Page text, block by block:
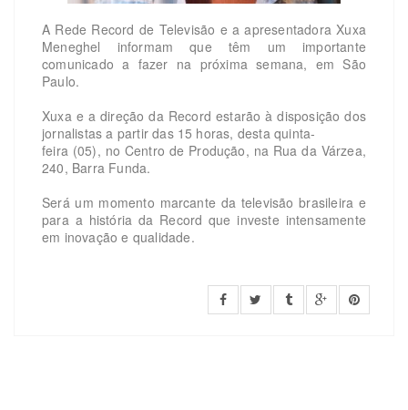
A Rede Record de Televisão e a apresentadora Xuxa
Meneghel informam que têm um importante
comunicado a fazer na próxima semana, em São
Paulo.
Xuxa e a direção da Record estarão à disposição dos
jornalistas a partir das 15 horas, desta quinta-
feira (05), no Centro de Produção, na Rua da Várzea,
240, Barra Funda.
Será um momento marcante da televisão brasileira e
para a história da Record que investe intensamente
em inovação e qualidade.